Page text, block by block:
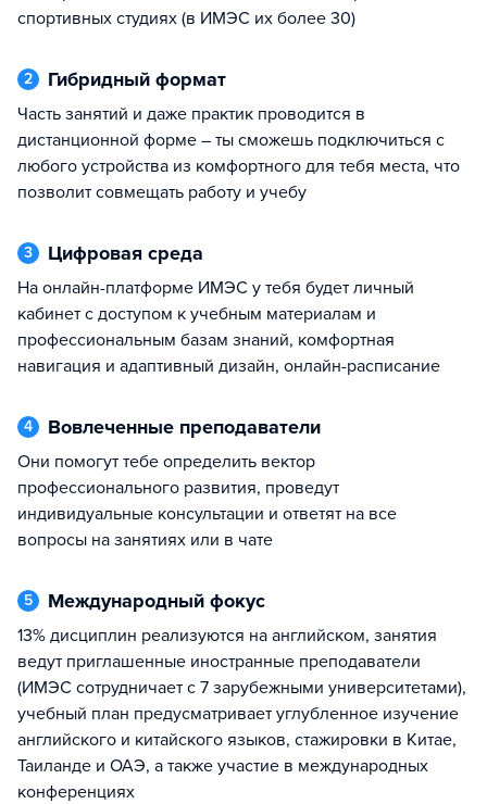
спортивных студиях (в ИМЭС их более 30)
2 Гибридный формат
часть занятий и даже практик проводится в
дистанционной форме – ты сможешь подключиться с
любого устройства из комфортного для тебя места, что
позволит совмещать работу и учебу
3 Цифровая среда
на онлайн-платформе ИМЭС у тебя будет личный
кабинет с доступом к учебным материалам и
профессиональным базам знаний, комфортная
навигация и адаптивный дизайн, онлайн-расписание
4 Вовлеченные преподаватели
они помогут тебе определить вектор
профессионального развития, проведут
индивидуальные консультации и ответят на все
вопросы на занятиях или в чате
5 Международный фокус
13% дисциплин реализуются на английском, занятия
ведут приглашенные иностранные преподаватели
(ИМЭС сотрудничает с 7 зарубежными университетами),
учебный план предусматривает углубленное изучение
английского и китайского языков, стажировки в Китае,
Таиланде и ОАЭ, а также участие в международных
конференциях